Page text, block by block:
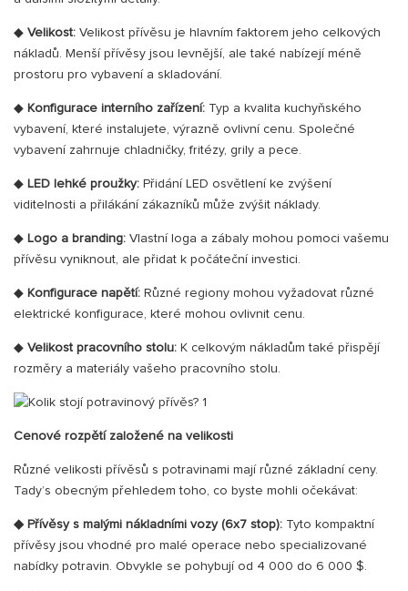
◆ Velikost: Velikost přívěsu je hlavním faktorem jeho celkových
nákladů. Menší přívěsy jsou levnější, ale také nabízejí méně
prostoru pro vybavení a skladování.
◆ Konfigurace interního zařízení: Typ a kvalita kuchyňského
vybavení, které instalujete, výrazně ovlivní cenu. Společné
vybavení zahrnuje chladničky, fritézy, grily a pece.
◆ LED lehké proužky: Přidání LED osvětlení ke zvýšení
viditelnosti a přilákání zákazníků může zvýšit náklady.
◆ Logo a branding: Vlastní loga a zábaly mohou pomoci vašemu
přívěsu vyniknout, ale přidat k počáteční investici.
◆ Konfigurace napětí: Různé regiony mohou vyžadovat různé
elektrické konfigurace, které mohou ovlivnit cenu.
◆ Velikost pracovního stolu: K celkovým nákladům také přispějí
rozměry a materiály vašeho pracovního stolu.
Cenové rozpětí založené na velikosti
Různé velikosti přívěsů s potravinami mají různé základní ceny.
Tady’s obecným přehledem toho, co byste mohli očekávat:
◆ Přívěsy s malými nákladními vozy (6x7 stop): Tyto kompaktní
přívěsy jsou vhodné pro malé operace nebo specializované
nabídky potravin. Obvykle se pohybují od 4 000 do 6 000 $.